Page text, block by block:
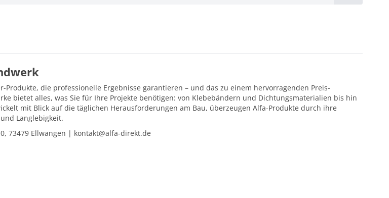
die professionelle Ergebnisse garantieren – und das zu einem hervorragenden Preis-
bietet alles, was Sie für Ihre Projekte benötigen: von Klebebändern und Dichtungsmaterialien bis hin
mit Blick auf die täglichen Herausforderungen am Bau, überzeugen Alfa-Produkte durch ihre
Langlebigkeit.
73479 Ellwangen | kontakt@alfa-direkt.de